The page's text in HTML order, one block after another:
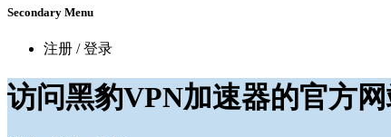
Secondary Menu
注册 / 登录
访问黑豹VPN加速器的官方网